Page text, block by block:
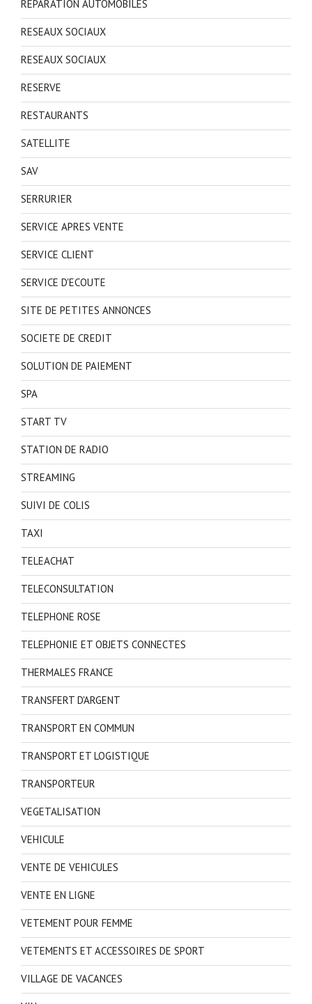
REPARATION AUTOMOBILES
RESEAUX SOCIAUX
RESEAUX SOCIAUX
RESERVE
RESTAURANTS
SATELLITE
SAV
SERRURIER
SERVICE APRES VENTE
SERVICE CLIENT
SERVICE D'ECOUTE
SITE DE PETITES ANNONCES
SOCIETE DE CREDIT
SOLUTION DE PAIEMENT
SPA
START TV
STATION DE RADIO
STREAMING
SUIVI DE COLIS
TAXI
TELEACHAT
TELECONSULTATION
TELEPHONE ROSE
TELEPHONIE ET OBJETS CONNECTES
THERMALES FRANCE
TRANSFERT D'ARGENT
TRANSPORT EN COMMUN
TRANSPORT ET LOGISTIQUE
TRANSPORTEUR
VEGETALISATION
VEHICULE
VENTE DE VEHICULES
VENTE EN LIGNE
VETEMENT POUR FEMME
VETEMENTS ET ACCESSOIRES DE SPORT
VILLAGE DE VACANCES